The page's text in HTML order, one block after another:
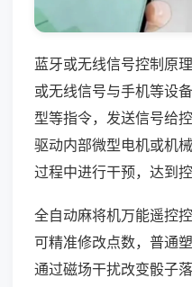
蓝牙或无线信号控制原
或无线信号与手机等设
型等指令，发送信号给
驱动内部微型电机或机
过程中进行干预，达到控
全自动麻将机万能遥控
可精准修改点数，普通
通过磁场干扰改变骰子